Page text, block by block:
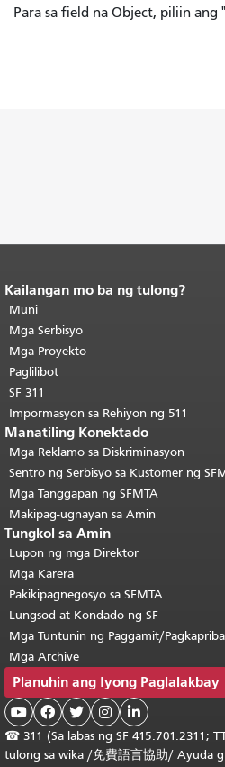
Para sa field na Object, piliin ang
Katapusan ng nilalaman ng
pahina.
pahinang ito ay nauulit sa bawat
pahina.Bumalik sa tuktok ng
pangunahing nilalaman
Kailangan mo ba ng tulong?
Muni
Mga Serbisyo
Mga Proyekto
Paglilibot
SF 311
Impormasyon sa Rehiyon ng 511
Manatiling Konektado
Mga Reklamo sa Diskriminasyon
Sentro ng Serbisyo sa Kustomer ng
Mga Tanggapan ng SFMTA
Makipag-ugnayan sa Amin
Tungkol sa Amin
Lupon ng mga Direktor
Mga Karera
Pakikipagnegosyo sa SFMTA
Lungsod at Kondado ng SF
Mga Tuntunin ng Paggamit/
Mga Archive
Planuhin ang Iyong Paglalakbay
    
☎ 311 (Sa labas ng SF 415.701.2311;
tulong sa wika /免費語言協助/ Ayuda